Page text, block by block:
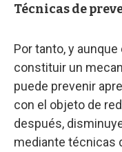
Técnicas de
Por tanto, y
constituir un
puede prevenir
con el objeto de
después,
mediante técnicas